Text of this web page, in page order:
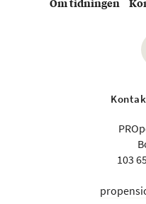
103